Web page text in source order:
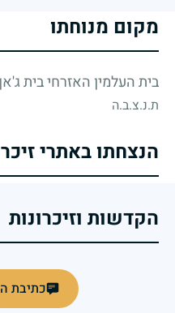
מקום מנוחתו
בית העלמין האזרחי בית
ת.נ.צ.ב.ה
הנצחתו באתרי
הקדשות וזיכרונות
כתיבת